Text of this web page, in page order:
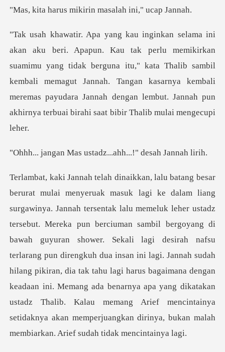
mikirin masalah i
imu yang tidak berguna itu," kata Thalib sambil
kembali memagut Jannah. Tangan kasarnya kembali
meremas p
ustadz...ahh...!"
an sambil bergoyang di
bawah guyuran shower. Sekali lagi desirah nafsu
terlarang pun direngkuh dua insan ini lagi. Jannah sudah
hilang pikiran, dia tak tahu lagi harus bagaimana dengan
keadaa